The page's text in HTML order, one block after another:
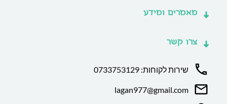
מאמרים ומידע
צרו קשר
שירות לקוחות: 0733753129
lagan977@gmail.com